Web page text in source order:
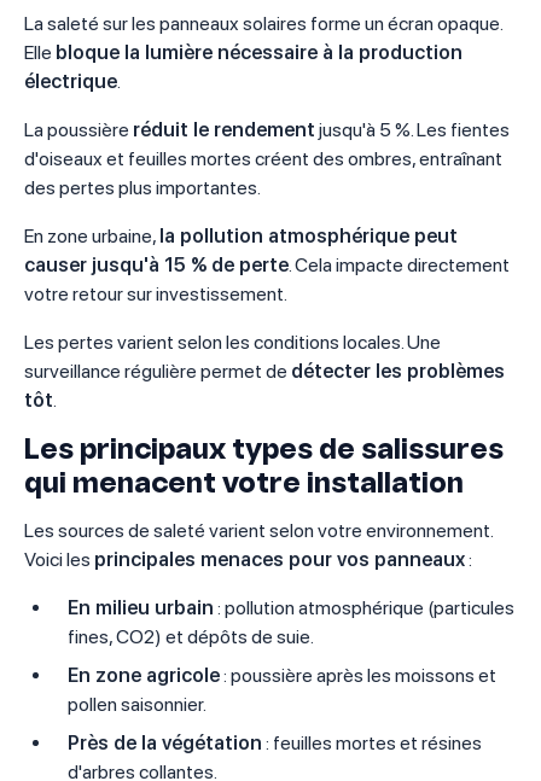
La saleté sur les panneaux solaires forme un écran opaque.
Elle bloque la lumière nécessaire à la production
électrique
La poussière réduit le rendement jusqu'à 5 %. Les fientes
d'oiseaux et feuilles mortes créent des ombres, entraînant
des pertes plus importantes.
En zone urbaine, la pollution atmosphérique peut
causer jusqu'à 15 % de perte . Cela impacte directement
votre retour sur investissement.
Les pertes varient selon les conditions locales. Une
surveillance régulière permet de détecter les problèmes
tôt
Les principaux types de salissures
qui menacent votre installation
Les sources de saleté varient selon votre environnement.
Voici les principales menaces pour vos panneaux:
En milieu urbain : pollution atmosphérique (particules
fines, CO2) et dépôts de suie.
En zone agricole: poussière après les moissons et
pollen saisonnier.
Près de la végétation : feuilles mortes et résines
d'arbres collantes.